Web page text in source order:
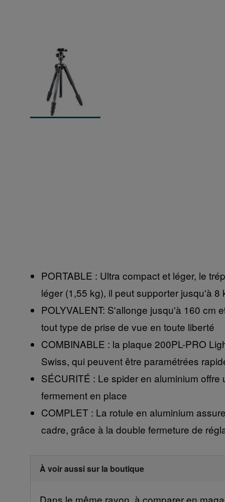
PORTABLE : Ultra compact et léger, le
léger (1,55 kg), il peut supporter jusqu'à 8
POLYVALENT: S'allonge jusqu'à 160 cm
tout type de prise de vue en toute liberté
COMBINABLE : la plaque 200PL-PRO
Swiss, qui peuvent être paramétrées
SÉCURITÉ : Le spider en aluminium
fermement en place
COMPLET : La rotule en aluminium
cadre, grâce à la double fermeture de
À voir aussi sur la boutique
Dans le même rayon, à comparer en